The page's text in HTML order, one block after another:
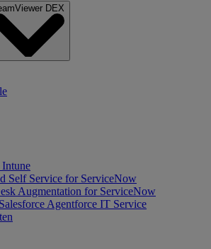
DEX
Self Service for ServiceNow
Augmentation for ServiceNow
Agentforce IT Service